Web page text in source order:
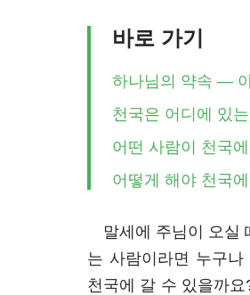
바로 가기
하나님의 약속 —
천국은 어디에 있
어떤 사람이 천국
어떻게 해야 천국
말세에 주님이 오실
는 사람이라면 누구
천국에 갈 수 있을까